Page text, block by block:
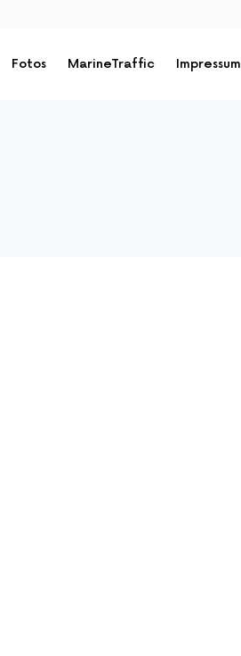
Fotos MarineTraffic Impressum